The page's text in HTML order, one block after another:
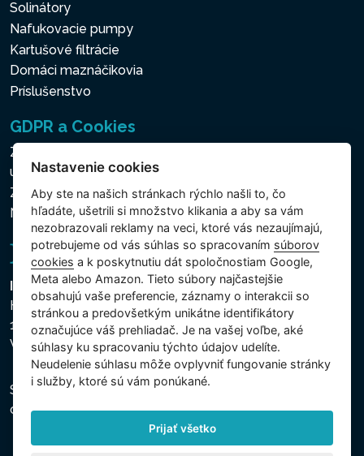
Solinátory
Nafukovacie pumpy
Kartušové filtrácie
Domáci maznáčikovia
Príslušenstvo
GDPR a Cookies
Zásady ochrany osobných a ďalších spracovávaných
údajov
Zásady používania súborov cookies
Nastavenie cookies
Intex Trading, s.r.o.
Hradecká 2526/3
130 00 Praha 3
Vinohrady - Česká republika
Spoločnosť je zapísaná na Mestskom súde v Prahe,
oddiel C, vložka 74759, IČO 26150808, DIČ CZ26150808.
Nastavenie cookies
Aby ste na našich stránkach rýchlo našli to, čo
hľadáte, ušetrili si množstvo klikania a aby sa vám
nezobrazovali reklamy na veci, ktoré vás nezaujímajú,
potrebujeme od vás súhlas so spracovaním súborov
cookies a k poskytnutiu dát spoločnostiam Google,
Meta alebo Amazon. Tieto súbory najčastejšie
obsahujú vaše preferencie, záznamy o interakcii so
stránkou a predovšetkým unikátne identifikátory
označujúce váš prehliadač. Je na vašej voľbe, aké
súhlasy ku spracovaniu týchto údajov udelíte.
Neudelenie súhlasu mȏže ovplyvniť fungovanie stránky
i služby, ktoré sú vám ponúkané.
Prijať všetko